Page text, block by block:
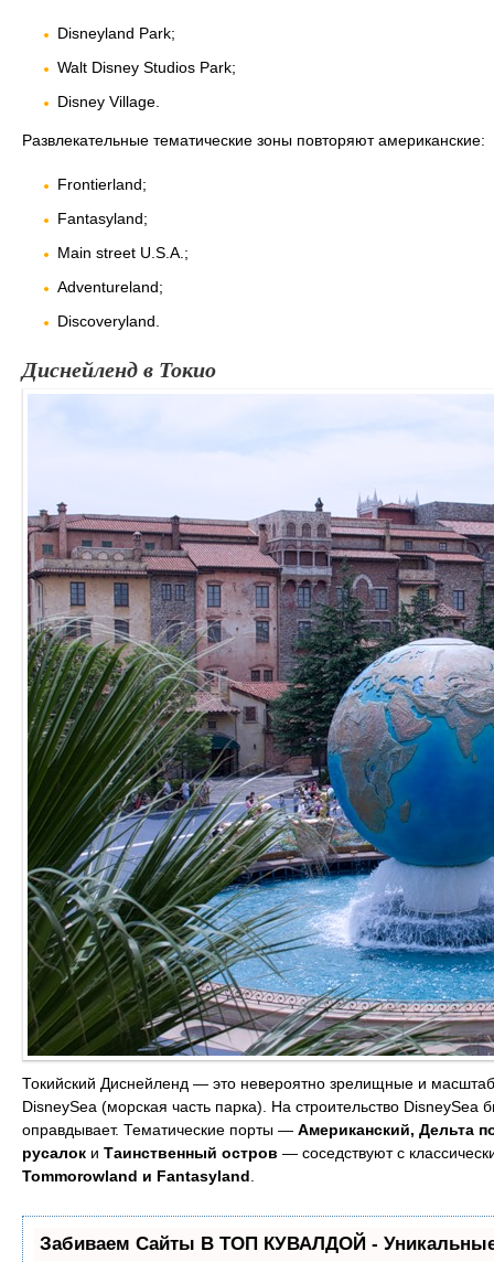
Disneyland Park;
Walt Disney Studios Park;
Disney Village.
Развлекательные тематические зоны повторяют американские:
Frontierland;
Fantasyland;
Main street U.S.A.;
Adventureland;
Discoveryland.
Диснейленд в Токио
Токийский Диснейленд — это невероятно зрелищные и
DisneySea (морская часть парка). На строительство
оправдывает. Тематические порты — Американский, Дельта
русалок и Таинственный остров — соседствуют с
Tommorowland и Fantasyland
Забиваем Сайты В ТОП КУВАЛДОЙ - Уникальные